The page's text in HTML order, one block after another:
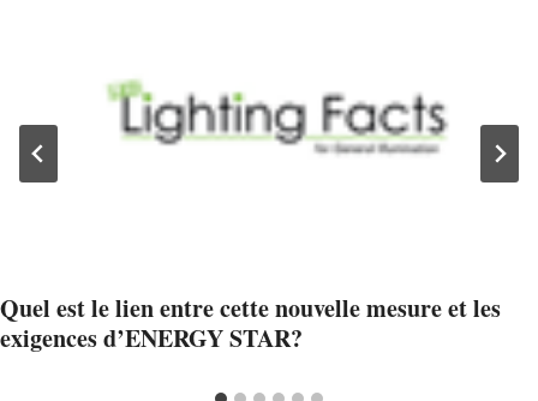
Quel est le lien entre cette nouvelle mesure et les
exigences d’ENERGY STAR?